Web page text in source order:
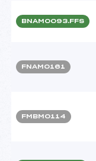
BNAM0093.FFS
FNAM0161
FMBM0114